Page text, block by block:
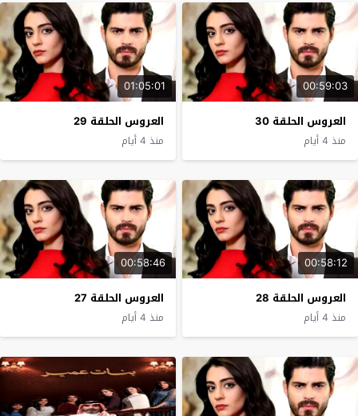
00:59:03
العروس الحلقة 30
منذ 4 أيام
01:05:01
العروس الحلقة 29
منذ 4 أيام
00:58:12
العروس الحلقة 28
منذ 4 أيام
00:58:46
العروس الحلقة 27
منذ 4 أيام